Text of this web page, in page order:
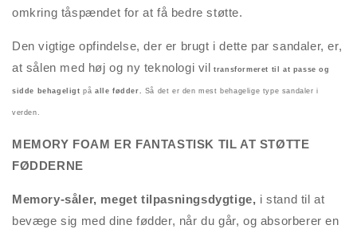
omkring tåspændet for at få bedre støtte.
Den vigtige opfindelse, der er brugt i dette par sandaler, er,
at sålen med høj og ny teknologi vil transformeret til at passe og
sidde behageligt påalle fødder. Så det er den mest behagelige type sandaler i
verden.
MEMORY FOAM ER FANTASTISK TIL AT STØTTE
FØDDERNE
Memory-såler, meget tilpasningsdygtige, i stand til at
bevæge sig med dine fødder, når du går, og absorberer en